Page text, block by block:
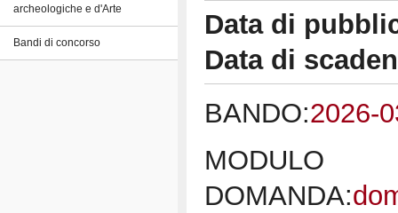
archeologiche e d'Arte
Bandi di concorso
Data di
Data di
BANDO:2026-
MODULO
DOMANDA: